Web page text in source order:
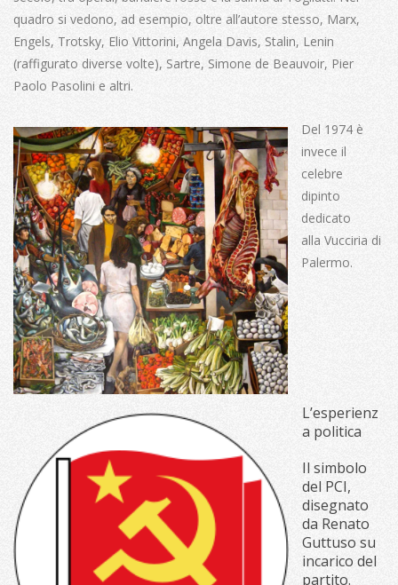
quadro si vedono, ad esempio, oltre all’autore stesso, Marx,
Engels, Trotsky, Elio Vittorini, Angela Davis, Stalin, Lenin
(raffigurato diverse volte), Sartre, Simone de Beauvoir, Pier
Paolo Pasolini e altri.
Del 1974 è
invece il
celebre
dipinto
dedicato
alla Vucciria di
Palermo.
L’esperienz
a politica
Il simbolo
del PCI,
disegnato
da Renato
Guttuso su
incarico del
partito.